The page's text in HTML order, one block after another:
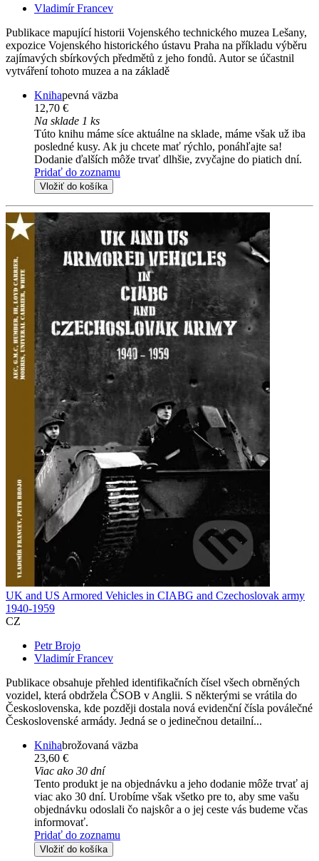
Vladimír Francev
Publikace mapující historii Vojenského technického muzea Lešany,
expozice Vojenského historického ústavu Praha na příkladu výběru
zajímavých sbírkových předmětů z jeho fondů. Autor se účastnil
vytváření tohoto muzea a na základě
Knihapevná väzba
12,70 €
Na sklade 1 ks
Túto knihu máme síce aktuálne na sklade, máme však už iba
posledné kusy. Ak ju chcete mať rýchlo, ponáhľajte sa!
Dodanie ďalších môže trvať dlhšie, zvyčajne do piatich dní.
Pridať do zoznamu
Vložiť do košíka
UK and US Armored Vehicles in CIABG and Czechoslovak army
1940-1959
CZ
Petr Brojo
Vladimír Francev
Publikace obsahuje přehled identifikačních čísel všech obrněných
vozidel, která obdržela ČSOB v Anglii. S některými se vrátila do
Československa, kde později dostala nová evidenční čísla poválečné
Československé armády. Jedná se o jedinečnou detailní...
Knihabrožovaná väzba
23,60 €
Viac ako 30 dní
Tento produkt je na objednávku a jeho dodanie môže trvať aj
viac ako 30 dní. Urobíme však všetko pre to, aby sme vašu
objednávku odoslali čo najskôr a o jej ceste vás budeme včas
informovať.
Pridať do zoznamu
Vložiť do košíka